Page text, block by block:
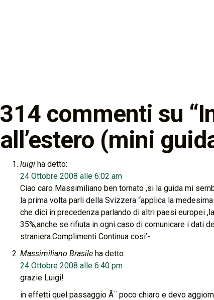
314 commenti su “
all’estero (mini
luigi ha detto:
24 Ottobre 2008 alle 6:02 am
Ciao caro Massimiliano ben tornato ,si la guida mi
la prima volta parli della Svizzera “applica la medesima
che dici in precedenza parlando di altri paesi europei
35%,anche se rifiuta in ogni caso di comunicare i dati
straniera.Complimenti Continua cosi’-
Massimiliano Brasile ha detto:
24 Ottobre 2008 alle 6:40 pm
grazie Luigi!
in effetti quel passaggio Ã¨ poco chiaro e devo